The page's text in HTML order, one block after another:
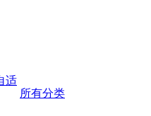
适
所有分类